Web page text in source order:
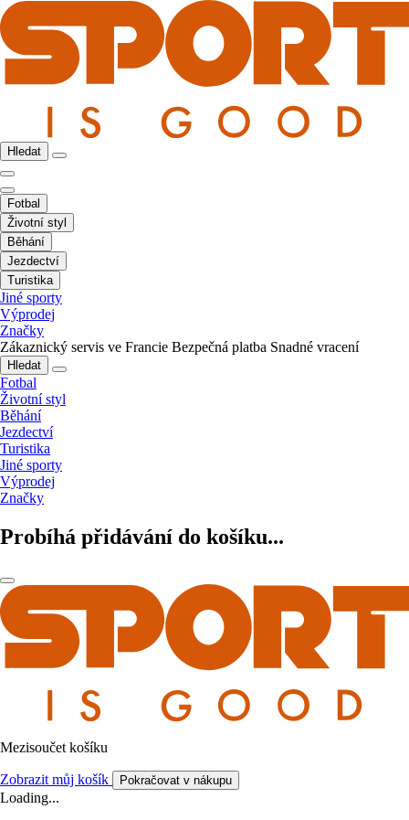
Hledat
Fotbal
Životní styl
Běhání
Jezdectví
Turistika
Jiné sporty
Výprodej
Značky
Zákaznický servis ve Francie Bezpečná platba Snadné vracení
Hledat
Fotbal
Životní styl
Běhání
Jezdectví
Turistika
Jiné sporty
Výprodej
Značky
Probíhá přidávání do košíku...
Mezisoučet košíku
Zobrazit můj košík Pokračovat v nákupu
Loading...